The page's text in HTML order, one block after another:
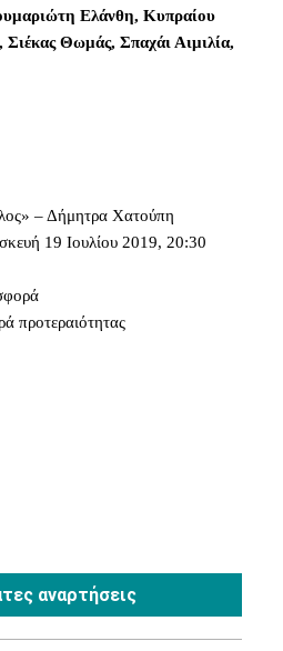
Ελάνθη, Κυπραίου
Σιέκας Θωμάς, Σπαχάι Αιμιλία,
– Δήμητρα Χατούπη
19 Ιουλίου 2019, 20:30
προτεραιότητας
αναρτήσεις